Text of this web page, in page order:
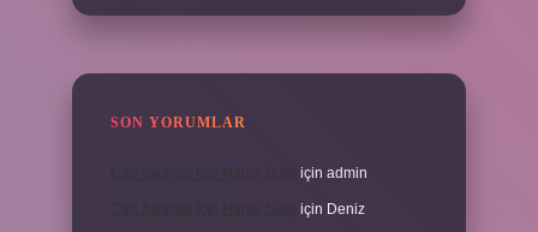
SON YORUMLAR
için admin
için Deniz